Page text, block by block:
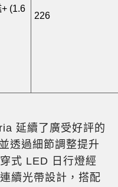
(1.6
226
延續了廣受好評的
透過細節調整提升
式 LED 日行燈經
續光帶設計，搭配